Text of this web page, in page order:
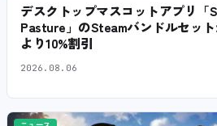
デスクトップマスコットアプリ「
Pasture」のSteamバンドルセッ
より10%割引
2026.08.06